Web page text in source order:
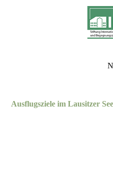
Ausflugsziele im Lausitzer